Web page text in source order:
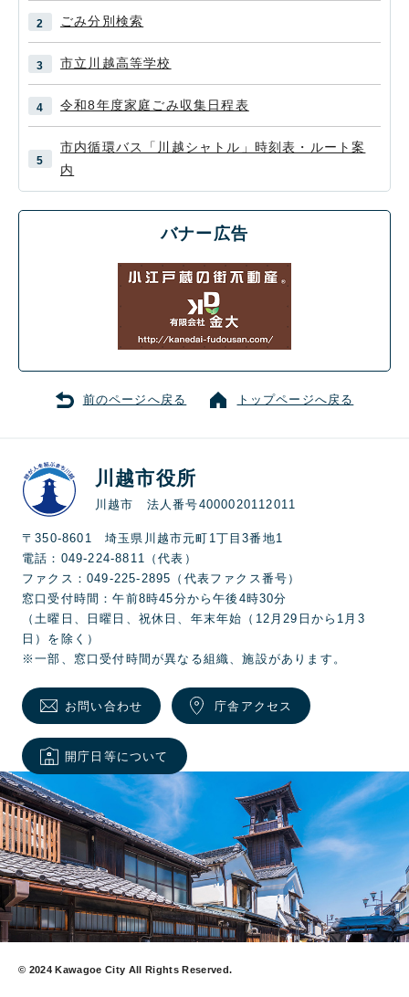
ごみ分別検索
市立川越高等学校
令和8年度家庭ごみ収集日程表
市内循環バス「川越シャトル」時刻表・ルート案
内
バナー広告
前のページへ戻る トップページへ戻る
川越市役所
川越市 法人番号4000020112011
〒350-8601 埼玉県川越市元町1丁目3番地1
電話：049-224-8811（代表）
ファクス：049-225-2895（代表ファクス番号）
窓口受付時間：午前8時45分から午後4時30分
（土曜日、日曜日、祝休日、年末年始（12月29日から1月3
日）を除く）
※一部、窓口受付時間が異なる組織、施設があります。
お問い合わせ 庁舎アクセス
開庁日等について
© 2024 Kawagoe City All Rights Reserved.